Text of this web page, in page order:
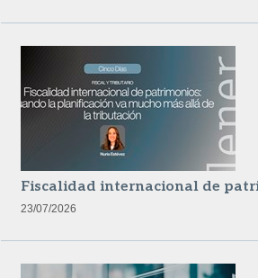
Fiscalidad internacional de
23/07/2026